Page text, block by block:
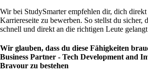
Wir bei StudySmarter empfehlen dir, dich direkt
Karriereseite zu bewerben. So stellst du sicher,
schnell und direkt an die richtigen Leute
Wir glauben, dass du diese Fähigkeiten
Business Partner - Tech Development and
Bravour zu bestehen